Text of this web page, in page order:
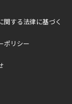
合がございま
商品との購入に
いても、通常と
をご確認くださ
使用してご準備
店舗よりお取り
関する法律に基づく
ポリシー